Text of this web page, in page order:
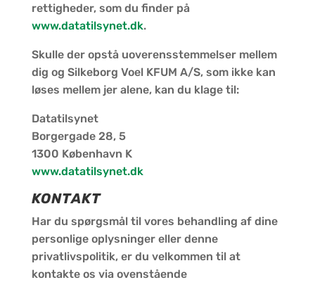
rettigheder, som du finder på
www.datatilsynet.dk.
Skulle der opstå uoverensstemmelser mellem
dig og Silkeborg Voel KFUM A/S, som ikke kan
løses mellem jer alene, kan du klage til:
Datatilsynet
Borgergade 28, 5
1300 København K
www.datatilsynet.dk
KONTAKT
Har du spørgsmål til vores behandling af dine
personlige oplysninger eller denne
privatlivspolitik, er du velkommen til at
kontakte os via ovenstående